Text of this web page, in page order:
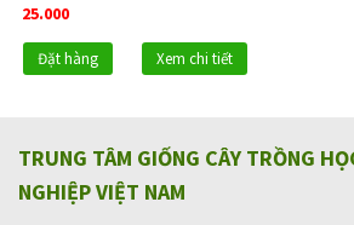
25.000
Đặt hàng Xem chi tiết
TRUNG TÂM GIỐNG CÂY TRỒNG
NGHIỆP VIỆT NAM